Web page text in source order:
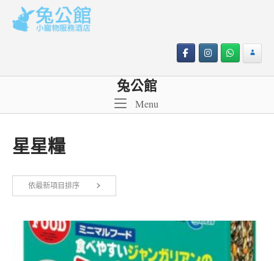
content
兔公館
MenuMenu
星星糧
依最新項目排序